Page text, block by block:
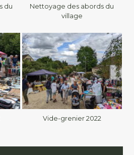
du
Nettoyage des abords du
village
Vide-grenier 2022